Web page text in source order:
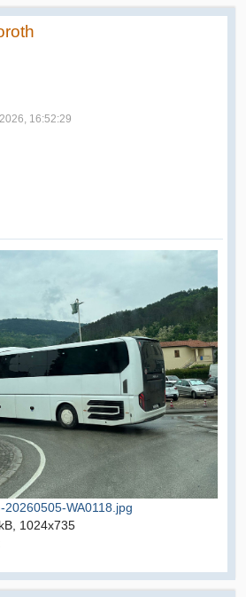
16:52:29
20260505-WA0118.jpg
1024x735